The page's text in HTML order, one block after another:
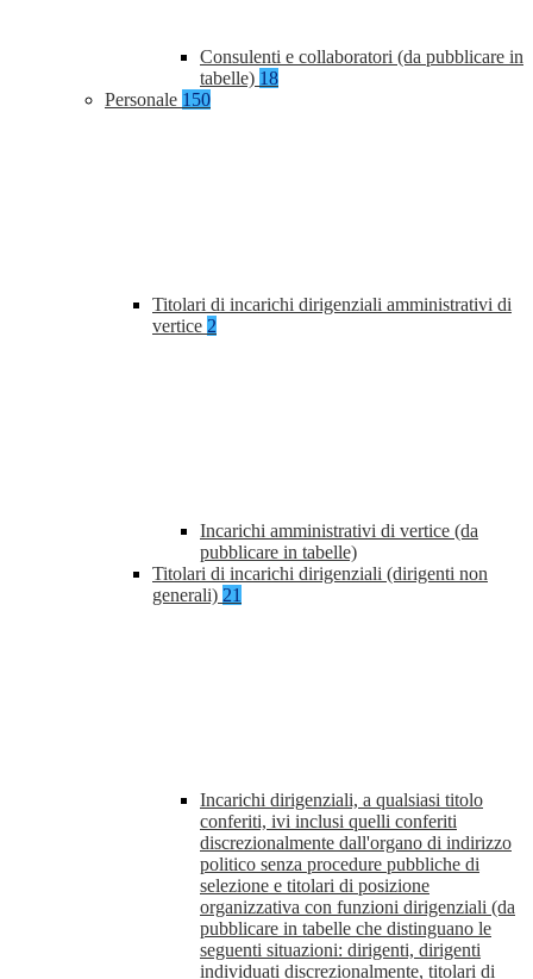
Consulenti e collaboratori (da pubblicare in
tabelle) 18
Personale 150
Titolari di incarichi dirigenziali amministrativi di
vertice 2
Incarichi amministrativi di vertice (da
pubblicare in tabelle)
Titolari di incarichi dirigenziali (dirigenti non
generali) 21
Incarichi dirigenziali, a qualsiasi titolo
conferiti, ivi inclusi quelli conferiti
discrezionalmente dall'organo di indirizzo
politico senza procedure pubbliche di
selezione e titolari di posizione
organizzativa con funzioni dirigenziali (da
pubblicare in tabelle che distinguano le
seguenti situazioni: dirigenti, dirigenti
individuati discrezionalmente, titolari di